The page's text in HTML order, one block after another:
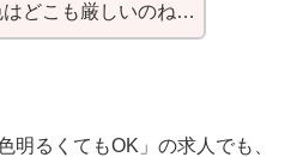
はどこも厳しいのね…
明るくてもOK」の求人でも、